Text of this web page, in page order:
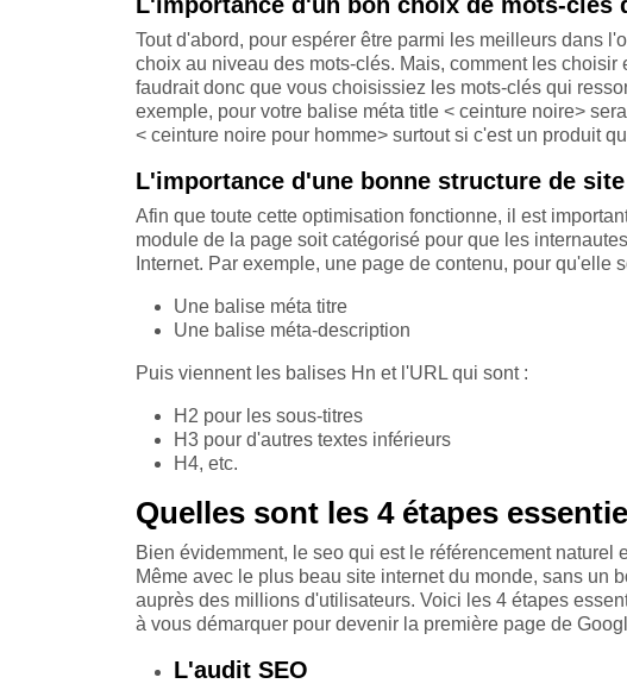
Tout d'abord, pour espérer être parmi les meilleurs dans
choix au niveau des mots-clés. Mais, comment les choisir
faudrait donc que vous choisissiez les mots-clés qui
exemple, pour votre balise méta title < ceinture noire>
< ceinture noire pour homme> surtout si c'est un produit
L'importance d'une bonne structure de
Afin que toute cette optimisation fonctionne, il est
module de la page soit catégorisé pour que les
Internet. Par exemple, une page de contenu, pour qu'elle
Une balise méta titre
Une balise méta-description
Puis viennent les balises Hn et l'URL qui sont :
H2 pour les sous-titres
H3 pour d'autres textes inférieurs
H4, etc.
Quelles sont les 4 étapes
Bien évidemment, le seo qui est le référencement
Même avec le plus beau site internet du monde, sans un
auprès des millions d'utilisateurs. Voici les 4 étapes
à vous démarquer pour devenir la première page de
L'audit SEO